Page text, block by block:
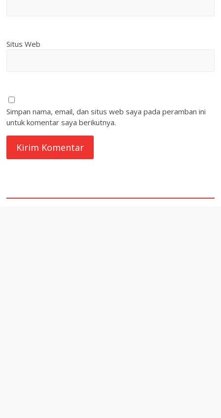
Situs Web
Simpan nama, email, dan situs web saya pada peramban ini
untuk komentar saya berikutnya.